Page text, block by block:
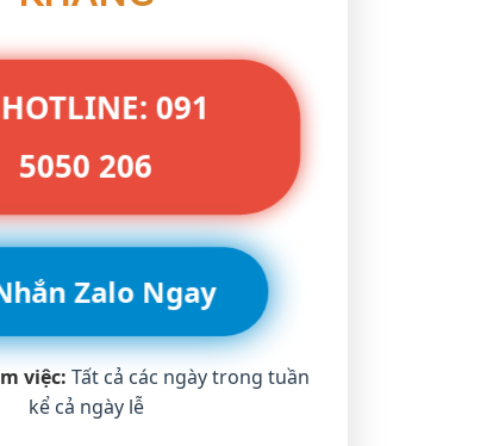
091
5050 206
Zalo Ngay
việc: Tất cả các ngày trong tuần
kể cả ngày lễ